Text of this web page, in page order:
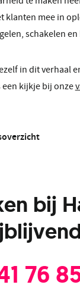
klanten mee in
schakelen
in dit verhaal
een kijkje bij onze
bij
76